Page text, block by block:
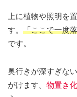
上に植物や照明を
す。 「ここで一度
です。
奥行きが深すぎな
がけます。 物置き化